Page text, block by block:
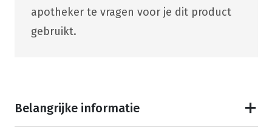
apotheker te vragen voor je dit product
gebruikt.
Belangrijke informatie